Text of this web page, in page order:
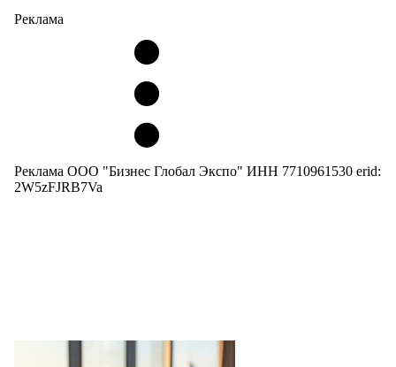
Реклама
Реклама ООО "Бизнес Глобал Экспо" ИНН 7710961530 erid:
2W5zFJRB7Va